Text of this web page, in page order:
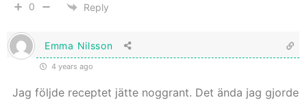
0 Reply
Emma Nilsson
4 years ago
Jag följde receptet jätte noggrant. Det ända jag gjorde